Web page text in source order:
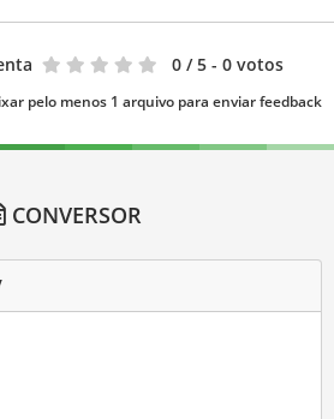
0 / 5 - 0 votos
pelo menos 1 arquivo para enviar feedback
CONVERSOR